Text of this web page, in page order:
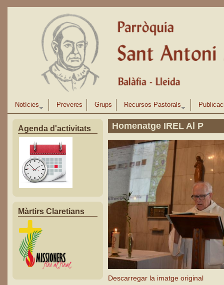
Notícies Preveres Grups Recursos Pastorals
Agenda d'activitats
Màrtirs Claretians
Homenatge IREL Al P
Descarregar la imatge original